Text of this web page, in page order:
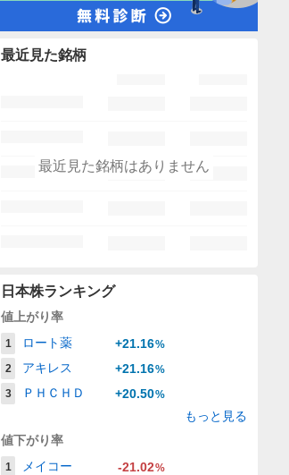
最近見た銘柄
最近見た銘柄はありません
日本株ランキング
値上がり率
1 ロート薬 +21.16%
2
アキレス +21.16%
3
ＰＨＣＨＤ +20.50%
もっと見る
値下がり率
1 メイコー -21.02%